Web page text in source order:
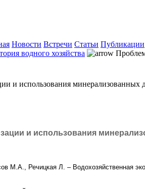
Новости Встречи Статьи Публикации
водного хозяйства
и использования минерализованных
и использования
М.А., Речицкая Л. – Водохозяйственная